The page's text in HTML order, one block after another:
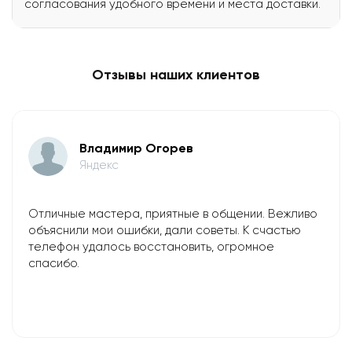
согласования удобного времени и места доставки.
Отзывы наших клиентов
Владимир Огорев
Яндекс
Отличные мастера, приятные в общении. Вежливо
объяснили мои ошибки, дали советы. К счастью
телефон удалось восстановить, огромное
спасибо.